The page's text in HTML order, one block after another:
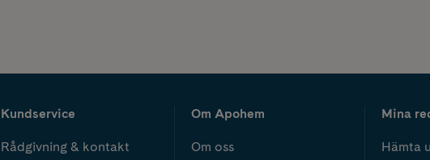
Kundservice
Rådgivning & kontakt
Om Apohem
Om oss
Mina
Hämta